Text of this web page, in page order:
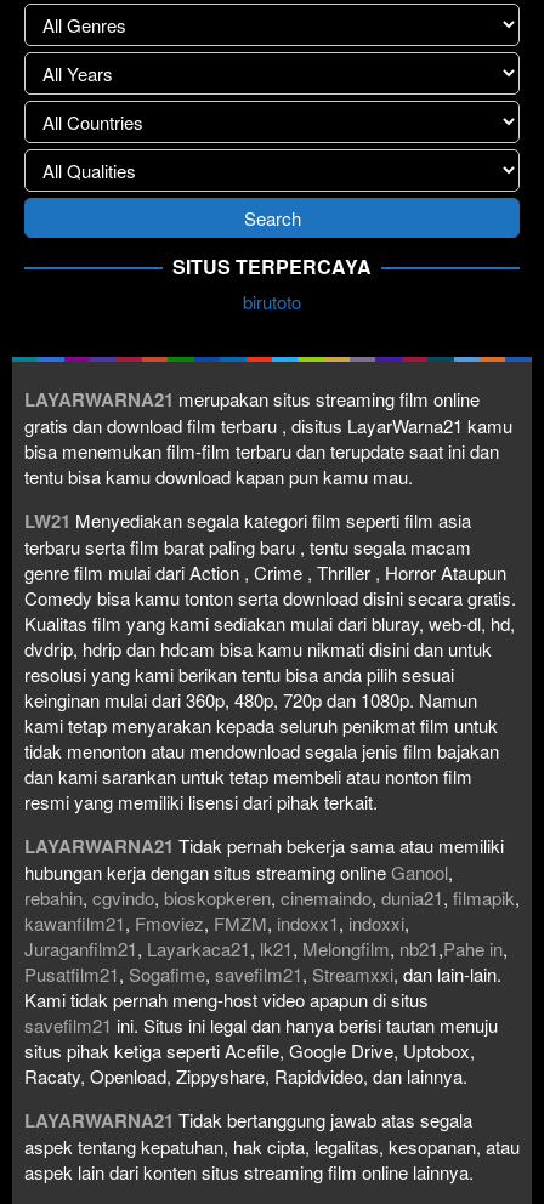
SITUS TERPERCAYA
birutoto
LAYARWARNA21 merupakan situs streaming film online
gratis dan download film terbaru , disitus LayarWarna21 kamu
bisa menemukan film-film terbaru dan terupdate saat ini dan
tentu bisa kamu download kapan pun kamu mau.
LW21 Menyediakan segala kategori film seperti film asia
terbaru serta film barat paling baru , tentu segala macam
genre film mulai dari Action , Crime , Thriller , Horror Ataupun
Comedy bisa kamu tonton serta download disini secara gratis.
Kualitas film yang kami sediakan mulai dari bluray, web-dl, hd,
dvdrip, hdrip dan hdcam bisa kamu nikmati disini dan untuk
resolusi yang kami berikan tentu bisa anda pilih sesuai
keinginan mulai dari 360p, 480p, 720p dan 1080p. Namun
kami tetap menyarakan kepada seluruh penikmat film untuk
tidak menonton atau mendownload segala jenis film bajakan
dan kami sarankan untuk tetap membeli atau nonton film
resmi yang memiliki lisensi dari pihak terkait.
LAYARWARNA21 Tidak pernah bekerja sama atau memiliki
hubungan kerja dengan situs streaming onlineGanool,
rebahin, cgvindo, bioskopkeren, cinemaindo, dunia21, filmapik,
kawanfilm21, Fmoviez, FMZM, indoxx1, indoxxi,
Juraganfilm21, Layarkaca21, lk21, Melongfilm, nb21,Pahe in,
Pusatfilm21, Sogafime, savefilm21, Streamxxi, dan lain-lain.
Kami tidak pernah meng-host video apapun di situs
savefilm21 ini. Situs ini legal dan hanya berisi tautan menuju
situs pihak ketiga seperti Acefile, Google Drive, Uptobox,
Racaty, Openload, Zippyshare, Rapidvideo, dan lainnya.
LAYARWARNA21 Tidak bertanggung jawab atas segala
aspek tentang kepatuhan, hak cipta, legalitas, kesopanan, atau
aspek lain dari konten situs streaming film online lainnya.